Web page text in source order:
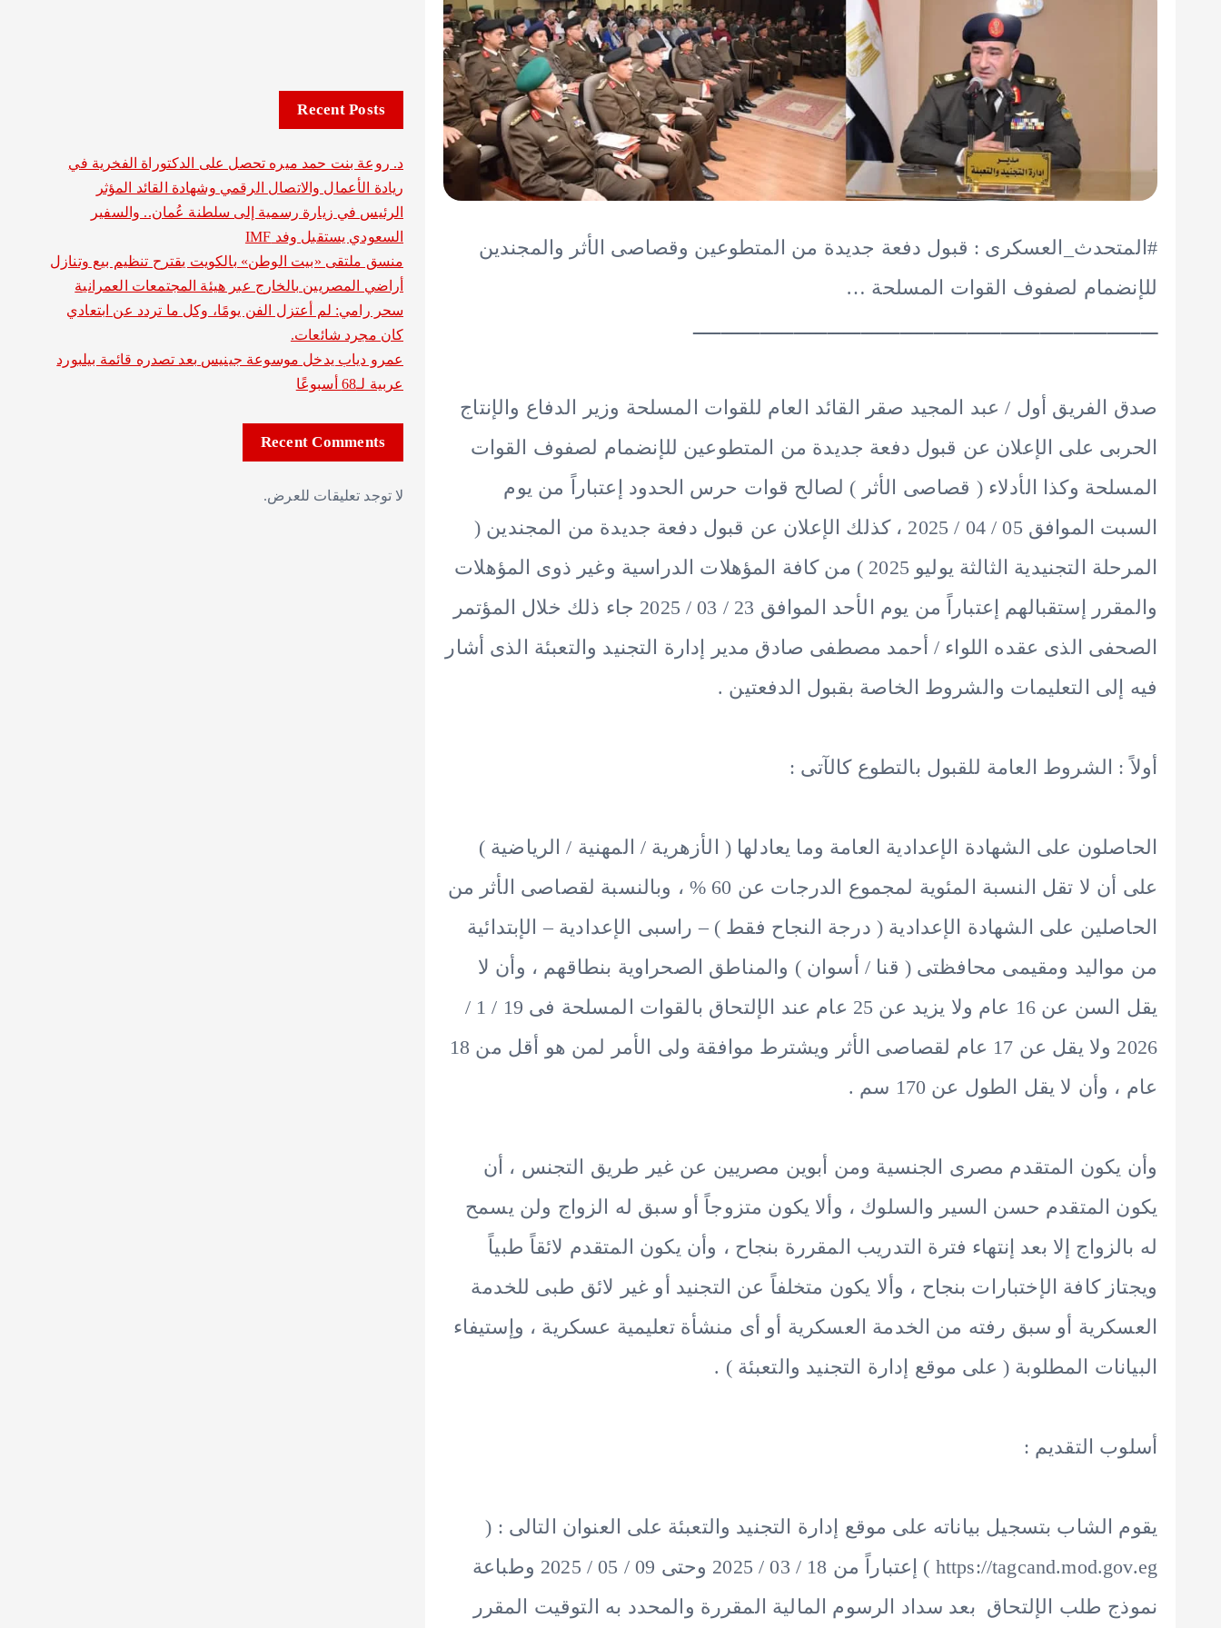
#المتحدث_العسكرى : قبول دفعة جديدة من المتطوعين وقصاصى الأثر والمجندين
للإنضمام لصفوف القوات المسلحة …
ـــــــــــــــــــــــــــــــــــــــــــــــــــــــــــــــــــــــــــــــــــ
صدق الفريق أول / عبد المجيد صقر القائد العام للقوات المسلحة وزير الدفاع والإنتاج
الحربى على الإعلان عن قبول دفعة جديدة من المتطوعين للإنضمام لصفوف القوات
المسلحة وكذا الأدلاء ( قصاصى الأثر ) لصالح قوات حرس الحدود إعتباراً من يوم
السبت الموافق 05 / 04 / 2025 ، كذلك الإعلان عن قبول دفعة جديدة من المجندين (
المرحلة التجنيدية الثالثة يوليو 2025 ) من كافة المؤهلات الدراسية وغير ذوى المؤهلات
والمقرر إستقبالهم إعتباراً من يوم الأحد الموافق 23 / 03 / 2025 جاء ذلك خلال المؤتمر
الصحفى الذى عقده اللواء / أحمد مصطفى صادق مدير إدارة التجنيد والتعبئة الذى أشار
فيه إلى التعليمات والشروط الخاصة بقبول الدفعتين .
أولاً : الشروط العامة للقبول بالتطوع كالآتى :
الحاصلون على الشهادة الإعدادية العامة وما يعادلها ( الأزهرية / المهنية / الرياضية )
على أن لا تقل النسبة المئوية لمجموع الدرجات عن 60 % ، وبالنسبة لقصاصى الأثر من
الحاصلين على الشهادة الإعدادية ( درجة النجاح فقط ) – راسبى الإعدادية – الإبتدائية
من مواليد ومقيمى محافظتى ( قنا / أسوان ) والمناطق الصحراوية بنطاقهم ، وأن لا
يقل السن عن 16 عام ولا يزيد عن 25 عام عند الإلتحاق بالقوات المسلحة فى 19 / 1 /
2026 ولا يقل عن 17 عام لقصاصى الأثر ويشترط موافقة ولى الأمر لمن هو أقل من 18
عام ، وأن لا يقل الطول عن 170 سم .
وأن يكون المتقدم مصرى الجنسية ومن أبوين مصريين عن غير طريق التجنس ، أن
يكون المتقدم حسن السير والسلوك ، وألا يكون متزوجاً أو سبق له الزواج ولن يسمح
له بالزواج إلا بعد إنتهاء فترة التدريب المقررة بنجاح ، وأن يكون المتقدم لائقاً طبياً
ويجتاز كافة الإختبارات بنجاح ، وألا يكون متخلفاً عن التجنيد أو غير لائق طبى للخدمة
العسكرية أو سبق رفته من الخدمة العسكرية أو أى منشأة تعليمية عسكرية ، وإستيفاء
البيانات المطلوبة ( على موقع إدارة التجنيد والتعبئة ) .
أسلوب التقديم :
يقوم الشاب بتسجيل بياناته على موقع إدارة التجنيد والتعبئة على العنوان التالى : (
https://tagcand.mod.gov.eg ) إعتباراً من 18 / 03 / 2025 وحتى 09 / 05 / 2025 وطباعة
نموذج طلب الإلتحاق بعد سداد الرسوم المالية المقررة والمحدد به التوقيت المقرر
Recent Posts
د. روعة بنت حمد ميره تحصل على الدكتوراة الفخرية في
ريادة الأعمال والاتصال الرقمي وشهادة القائد المؤثر
الرئيس في زيارة رسمية إلى سلطنة عُمان.. والسفير
السعودي يستقبل وفد IMF
منسق ملتقى «بيت الوطن» بالكويت يقترح تنظيم بيع وتنازل
أراضي المصريين بالخارج عبر هيئة المجتمعات العمرانية
سحر رامي: لم أعتزل الفن يومًا، وكل ما تردد عن ابتعادي
كان مجرد شائعات.
عمرو دياب يدخل موسوعة جينيس بعد تصدره قائمة بيلبورد
عربية لـ68 أسبوعًا
Recent Comments
لا توجد تعليقات للعرض.